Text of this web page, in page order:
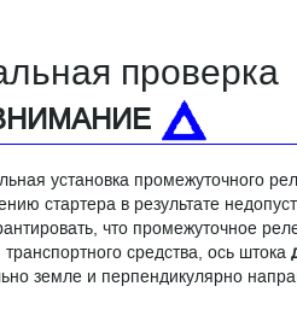
проверка
установка промежуточного
стартера в результате
что промежуточное
средства, ось штока
земле и перпендикулярно